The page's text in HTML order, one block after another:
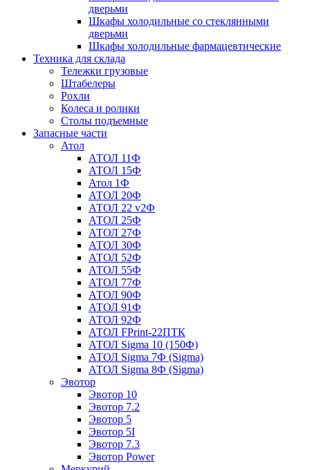
дверьми
Шкафы холодильные со стеклянными
дверьми
Шкафы холодильные фармацевтические
Техника для склада
Тележки грузовые
Штабелеры
Рохли
Колеса и ролики
Столы подъемные
Запасные части
Атол
АТОЛ 11Ф
АТОЛ 15Ф
Атол 1Ф
АТОЛ 20Ф
АТОЛ 22 v2Ф
АТОЛ 25Ф
АТОЛ 27Ф
АТОЛ 30Ф
АТОЛ 52Ф
АТОЛ 55Ф
АТОЛ 77Ф
АТОЛ 90Ф
АТОЛ 91Ф
АТОЛ 92Ф
АТОЛ FPrint-22ПТК
АТОЛ Sigma 10 (150Ф)
АТОЛ Sigma 7Ф (Sigma)
АТОЛ Sigma 8Ф (Sigma)
Эвотор
Эвотор 10
Эвотор 7.2
Эвотор 5
Эвотор 5I
Эвотор 7.3
Эвотор Power